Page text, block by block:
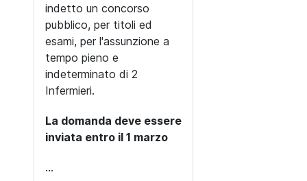
indetto un concorso
pubblico, per titoli ed
esami, per l'assunzione a
tempo pieno e
indeterminato di 2
Infermieri.
La domanda deve essere
inviata entro il 1 marzo
...